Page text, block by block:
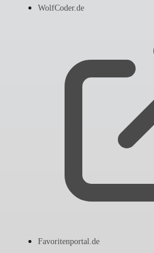
WolfCoder.de
Favoritenportal.de